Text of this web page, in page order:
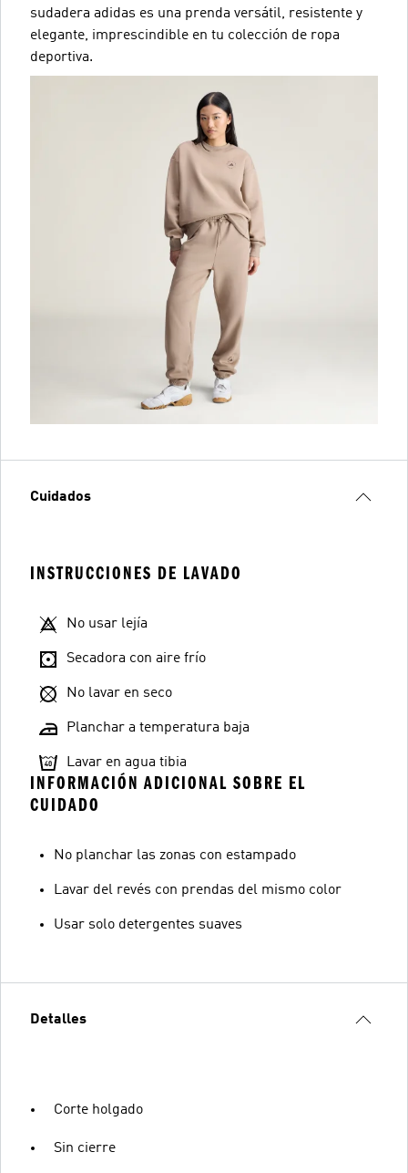
sudadera adidas es una prenda versátil, resistente y
elegante, imprescindible en tu colección de ropa
deportiva.
Cuidados
INSTRUCCIONES DE LAVADO
No usar lejía
Secadora con aire frío
No lavar en seco
Planchar a temperatura baja
Lavar en agua tibia
INFORMACIÓN ADICIONAL SOBRE EL
CUIDADO
No planchar las zonas con estampado
Lavar del revés con prendas del mismo color
Usar solo detergentes suaves
Detalles
Corte holgado
Sin cierre